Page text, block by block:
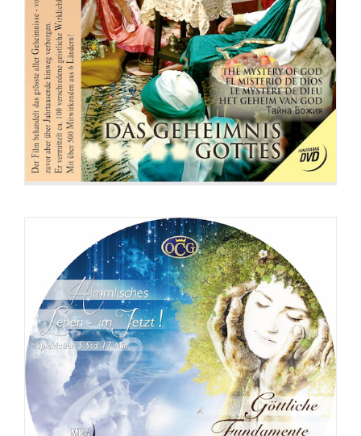
DVD: 2 Evangelisationstreffen –
Himmlisches Leben und Göttliche
Fundamente
DVD: 3 Evangelisationstreffen